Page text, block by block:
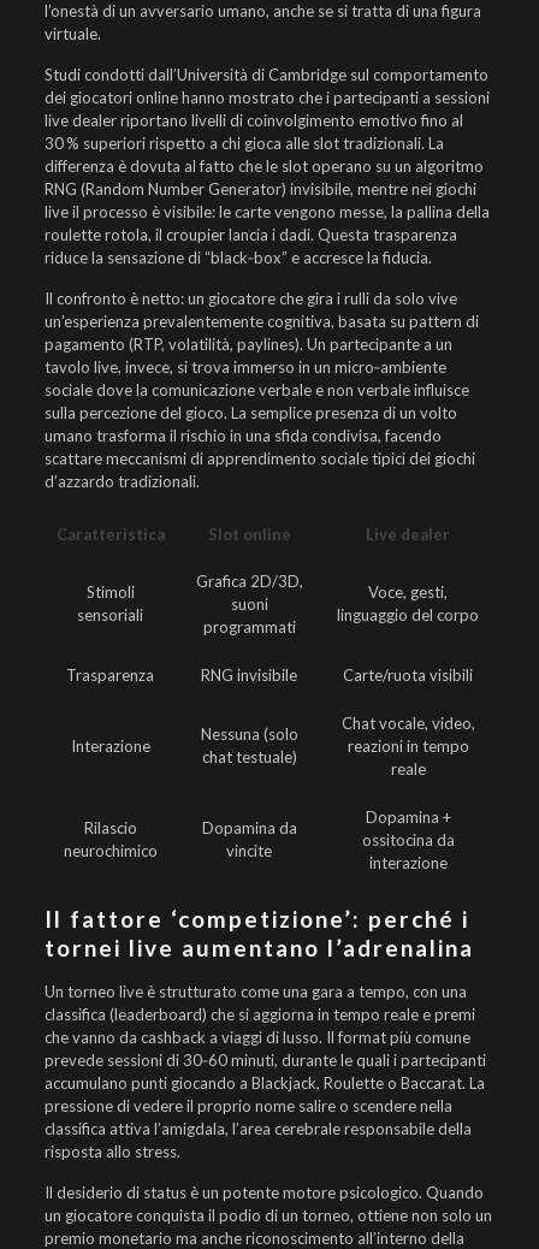
l’onestà di un avversario umano, anche se si tratta di una figura
virtuale.
Studi condotti dall’Università di Cambridge sul comportamento
dei giocatori online hanno mostrato che i partecipanti a sessioni
live dealer riportano livelli di coinvolgimento emotivo fino al
30 % superiori rispetto a chi gioca alle slot tradizionali. La
differenza è dovuta al fatto che le slot operano su un algoritmo
RNG (Random Number Generator) invisibile, mentre nei giochi
live il processo è visibile: le carte vengono messe, la pallina della
roulette rotola, il croupier lancia i dadi. Questa trasparenza
riduce la sensazione di “black‑box” e accresce la fiducia.
Il confronto è netto: un giocatore che gira i rulli da solo vive
un’esperienza prevalentemente cognitiva, basata su pattern di
pagamento (RTP, volatilità, paylines). Un partecipante a un
tavolo live, invece, si trova immerso in un micro‑ambiente
sociale dove la comunicazione verbale e non verbale influisce
sulla percezione del gioco. La semplice presenza di un volto
umano trasforma il rischio in una sfida condivisa, facendo
scattare meccanismi di apprendimento sociale tipici dei giochi
d’azzardo tradizionali.
Caratteristica Slot online Live dealer
Stimoli
sensoriali
Grafica 2D/3D,
suoni
programmati
Voce, gesti,
linguaggio del corpo
Trasparenza RNG invisibile Carte/ruota visibili
Interazione
Nessuna (solo
chat testuale)
Chat vocale, video,
reazioni in tempo
reale
Rilascio
neurochimico
Dopamina da
vincite
Dopamina +
ossitocina da
interazione
Il fattore ‘competizione’: perché i
tornei live aumentano l’adrenalina
Un torneo live è strutturato come una gara a tempo, con una
classifica (leaderboard) che si aggiorna in tempo reale e premi
che vanno da cashback a viaggi di lusso. Il format più comune
prevede sessioni di 30‑60 minuti, durante le quali i partecipanti
accumulano punti giocando a Blackjack, Roulette o Baccarat. La
pressione di vedere il proprio nome salire o scendere nella
classifica attiva l’amigdala, l’area cerebrale responsabile della
risposta allo stress.
Il desiderio di status è un potente motore psicologico. Quando
un giocatore conquista il podio di un torneo, ottiene non solo un
premio monetario ma anche riconoscimento all’interno della